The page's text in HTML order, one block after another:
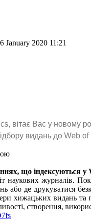
January 2020 11:21
вітає Вас у новому
видань до Web
що індексуються у
наукових журналів.
або де друкуватися
хижацьких видань
створення,